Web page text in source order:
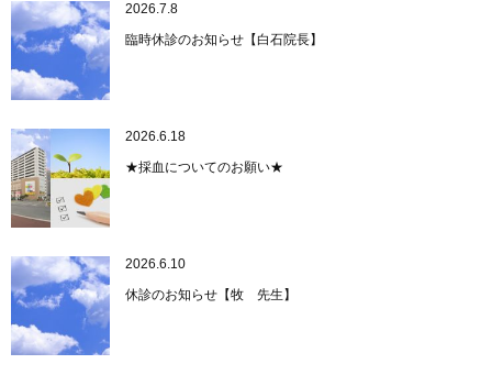
臨時休診のお知らせ【白石院長】
2026.7.8
★採血についてのお願い★
2026.6.18
休診のお知らせ【牧 先生】
2026.6.10